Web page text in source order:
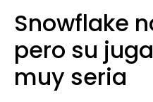
Snowflake
pero su
muy seria